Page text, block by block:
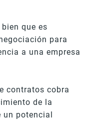
que es
para
a una empresa
contratos cobra
de la
un potencial